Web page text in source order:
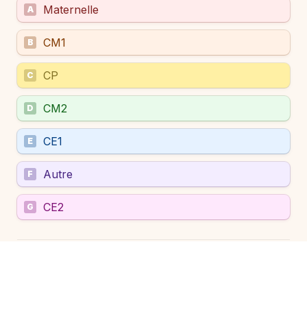
A Maternelle
B CM1
C CP
D CM2
E CE1
F Autre
G CE2